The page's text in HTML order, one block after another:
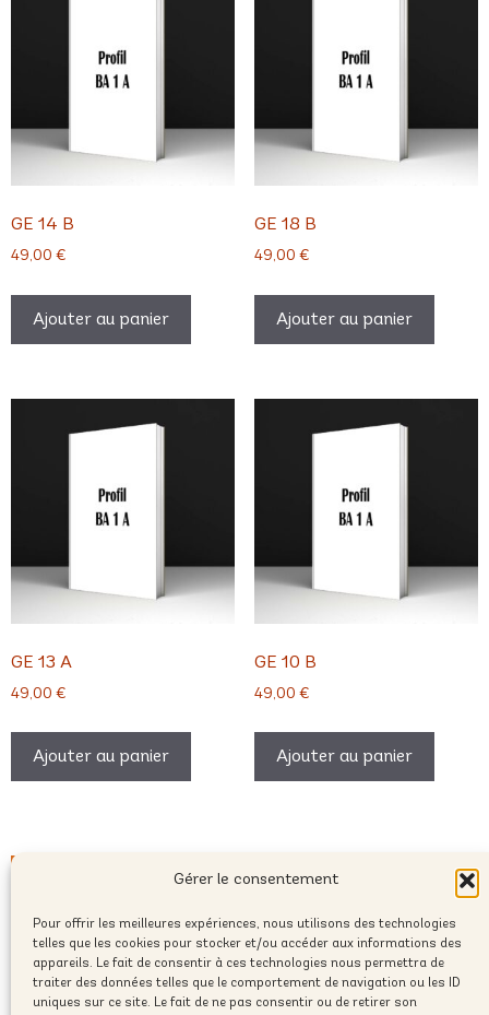
Gérer le consentement
Pour offrir les meilleures expériences, nous utilisons des technologies
telles que les cookies pour stocker et/ou accéder aux informations des
appareils. Le fait de consentir à ces technologies nous permettra de
traiter des données telles que le comportement de navigation ou les ID
uniques sur ce site. Le fait de ne pas consentir ou de retirer son
GE 14 B
49,00 €
Ajouter au panier
GE 18 B
49,00 €
Ajouter au panier
GE 13 A
49,00 €
Ajouter au panier
GE 10 B
49,00 €
Ajouter au panier